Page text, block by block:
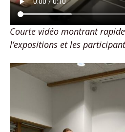
Courte vidéo montrant
l’expositions et les